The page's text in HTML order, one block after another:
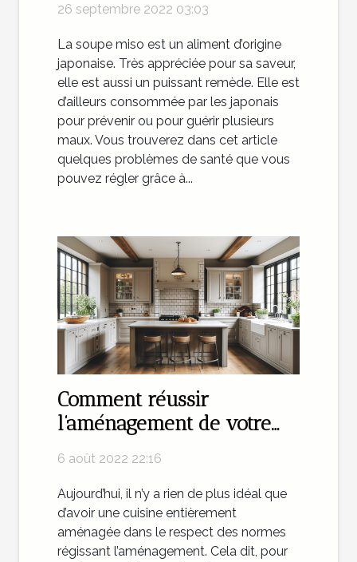
26 septembre 2022 03:03
La soupe miso est un aliment d’origine
japonaise. Très appréciée pour sa saveur,
elle est aussi un puissant remède. Elle est
d’ailleurs consommée par les japonais
pour prévenir ou pour guérir plusieurs
maux. Vous trouverez dans cet article
quelques problèmes de santé que vous
pouvez régler grâce à...
Comment réussir
l’aménagement de votre
cuisine avec une agence
spécialisée du domaine ?
6 août 2022 22:16
Aujourd’hui, il n’y a rien de plus idéal que
d’avoir une cuisine entièrement
aménagée dans le respect des normes
régissant l’aménagement. Cela dit, pour